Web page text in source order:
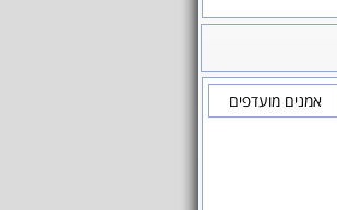
אמנים מועדפים